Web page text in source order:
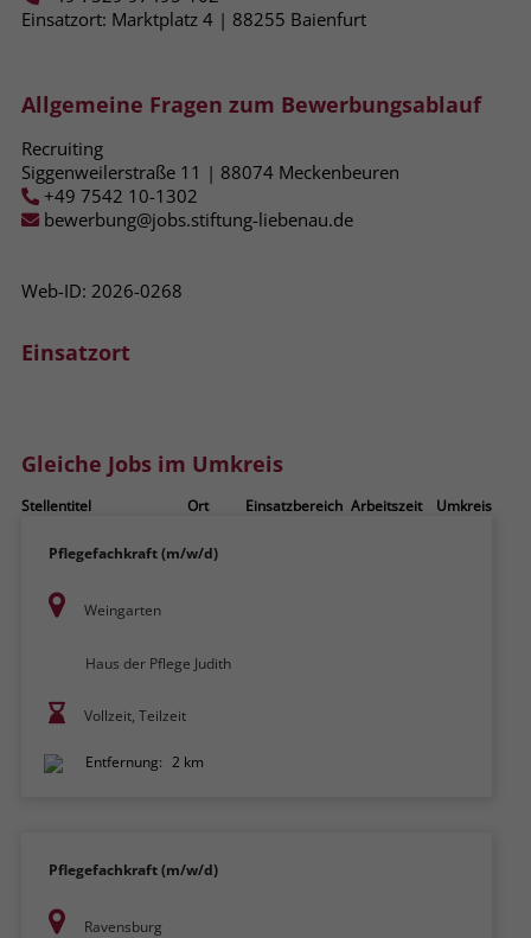
Einsatzort: Marktplatz 4 | 88255​ Baienfurt
Allgemeine Fragen zum Bewerbungsablauf
Recruiting
Siggenweilerstraße 11 | 88074 Meckenbeuren
+49 7542 10-1302
bewerbung@jobs.stiftung-liebenau.de
Web-ID: 2026-0268
Einsatzort
Gleiche Jobs im Umkreis
Stellentitel Ort Einsatzbereich Arbeitszeit Umkreis
Pflegefachkraft (m/w/d)
Weingarten
Haus der Pflege Judith
Vollzeit, Teilzeit
Entfernung: 2 km
Pflegefachkraft (m/w/d)
Ravensburg
zeigen. Das _fbp-Cookie sammelt keine
persönlich identifizierbaren
Unternehmen zurückzusenden.